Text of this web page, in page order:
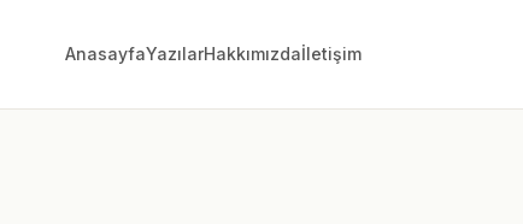
AnasayfaYazılarHakkımızdaİletişim